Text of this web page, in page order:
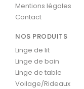
Mentions légales
Contact
NOS PRODUITS
Linge de lit
Linge de bain
Linge de table
Voilage/Rideaux